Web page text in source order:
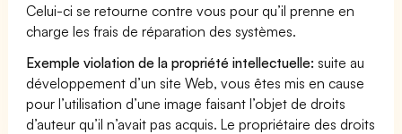
Celui-ci se retourne contre vous pour qu’il prenne en
charge les frais de réparation des systèmes.
Exemple violation de la propriété intellectuelle: suite au
développement d’un site Web, vous êtes mis en cause
pour l’utilisation d’une image faisant l’objet de droits
d’auteur qu’il n’avait pas acquis. Le propriétaire des droits